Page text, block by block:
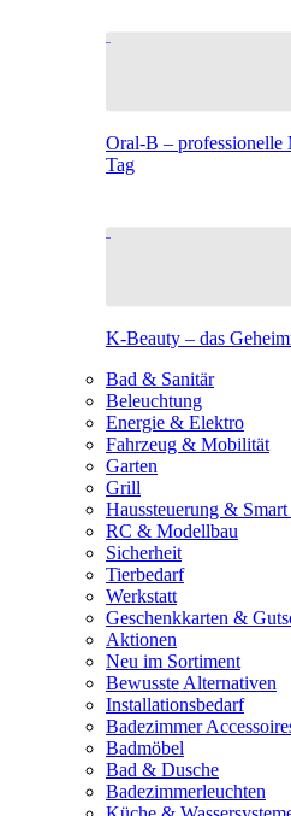
Oral-B – professionelle
Tag
K-Beauty – das
Bad & Sanitär
Beleuchtung
Energie & Elektro
Fahrzeug & Mobilität
Garten
Grill
Haussteuerung &
RC & Modellbau
Sicherheit
Tierbedarf
Werkstatt
Geschenkkarten &
Aktionen
Neu im Sortiment
Bewusste Alternativen
Installationsbedarf
Badezimmer
Badmöbel
Bad & Dusche
Badezimmerleuchten